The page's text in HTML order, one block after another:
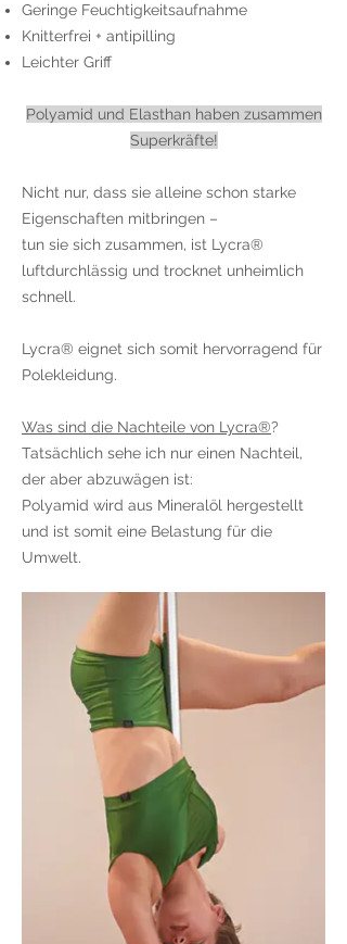
Geringe Feuchtigkeitsaufnahme
Knitterfrei + antipilling
Leichter Griff
Polyamid und Elasthan haben zusammen
Superkräfte!
Nicht nur, dass sie alleine schon starke
Eigenschaften mitbringen –
tun sie sich zusammen, ist Lycra®
luftdurchlässig und trocknet unheimlich
schnell.
Lycra® eignet sich somit hervorragend für
Polekleidung.
Was sind die Nachteile von Lycra®?
Tatsächlich sehe ich nur einen Nachteil,
der aber abzuwägen ist:
Polyamid wird aus Mineralöl hergestellt
und ist somit eine Belastung für die
Umwelt.